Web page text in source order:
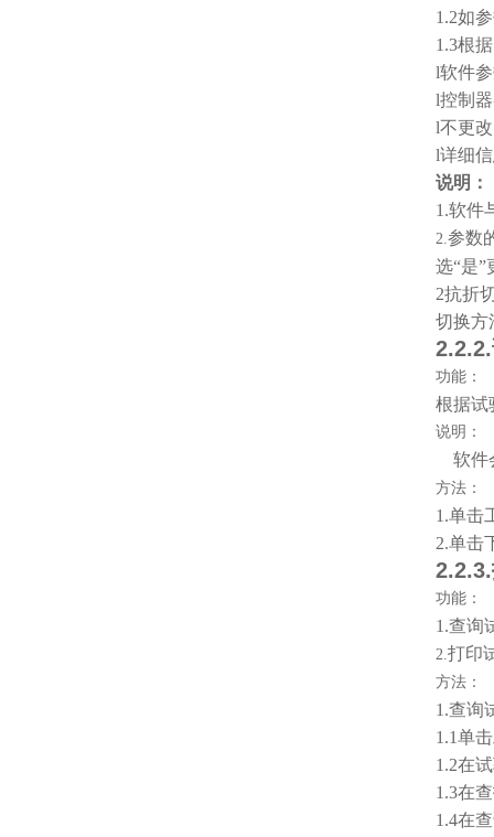
1.2如
1.3根
l软件
l控制
l不更
l详细
说明：
1.软件
2.参数
选“是”
2抗折
切换方
2.2.2.
功能：
根据试
说明：
软件
方法：
1.单击
2.单击
2.2.3.
功能：
1.查询
2.打印
方法：
1.查询
1.1单
1.2在
1.3在
1.4在